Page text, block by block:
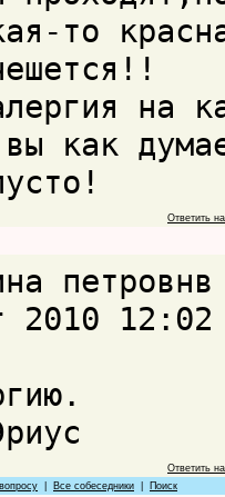
то
на
как
Ответить
12:02
Ответить
Все собеседники Поиск